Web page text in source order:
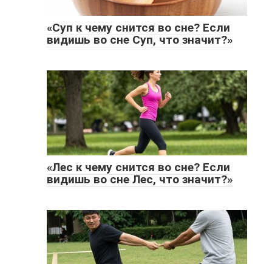
«Суп к чему снится во сне? Если
видишь во сне Суп, что значит?»
«Лес к чему снится во сне? Если
видишь во сне Лес, что значит?»